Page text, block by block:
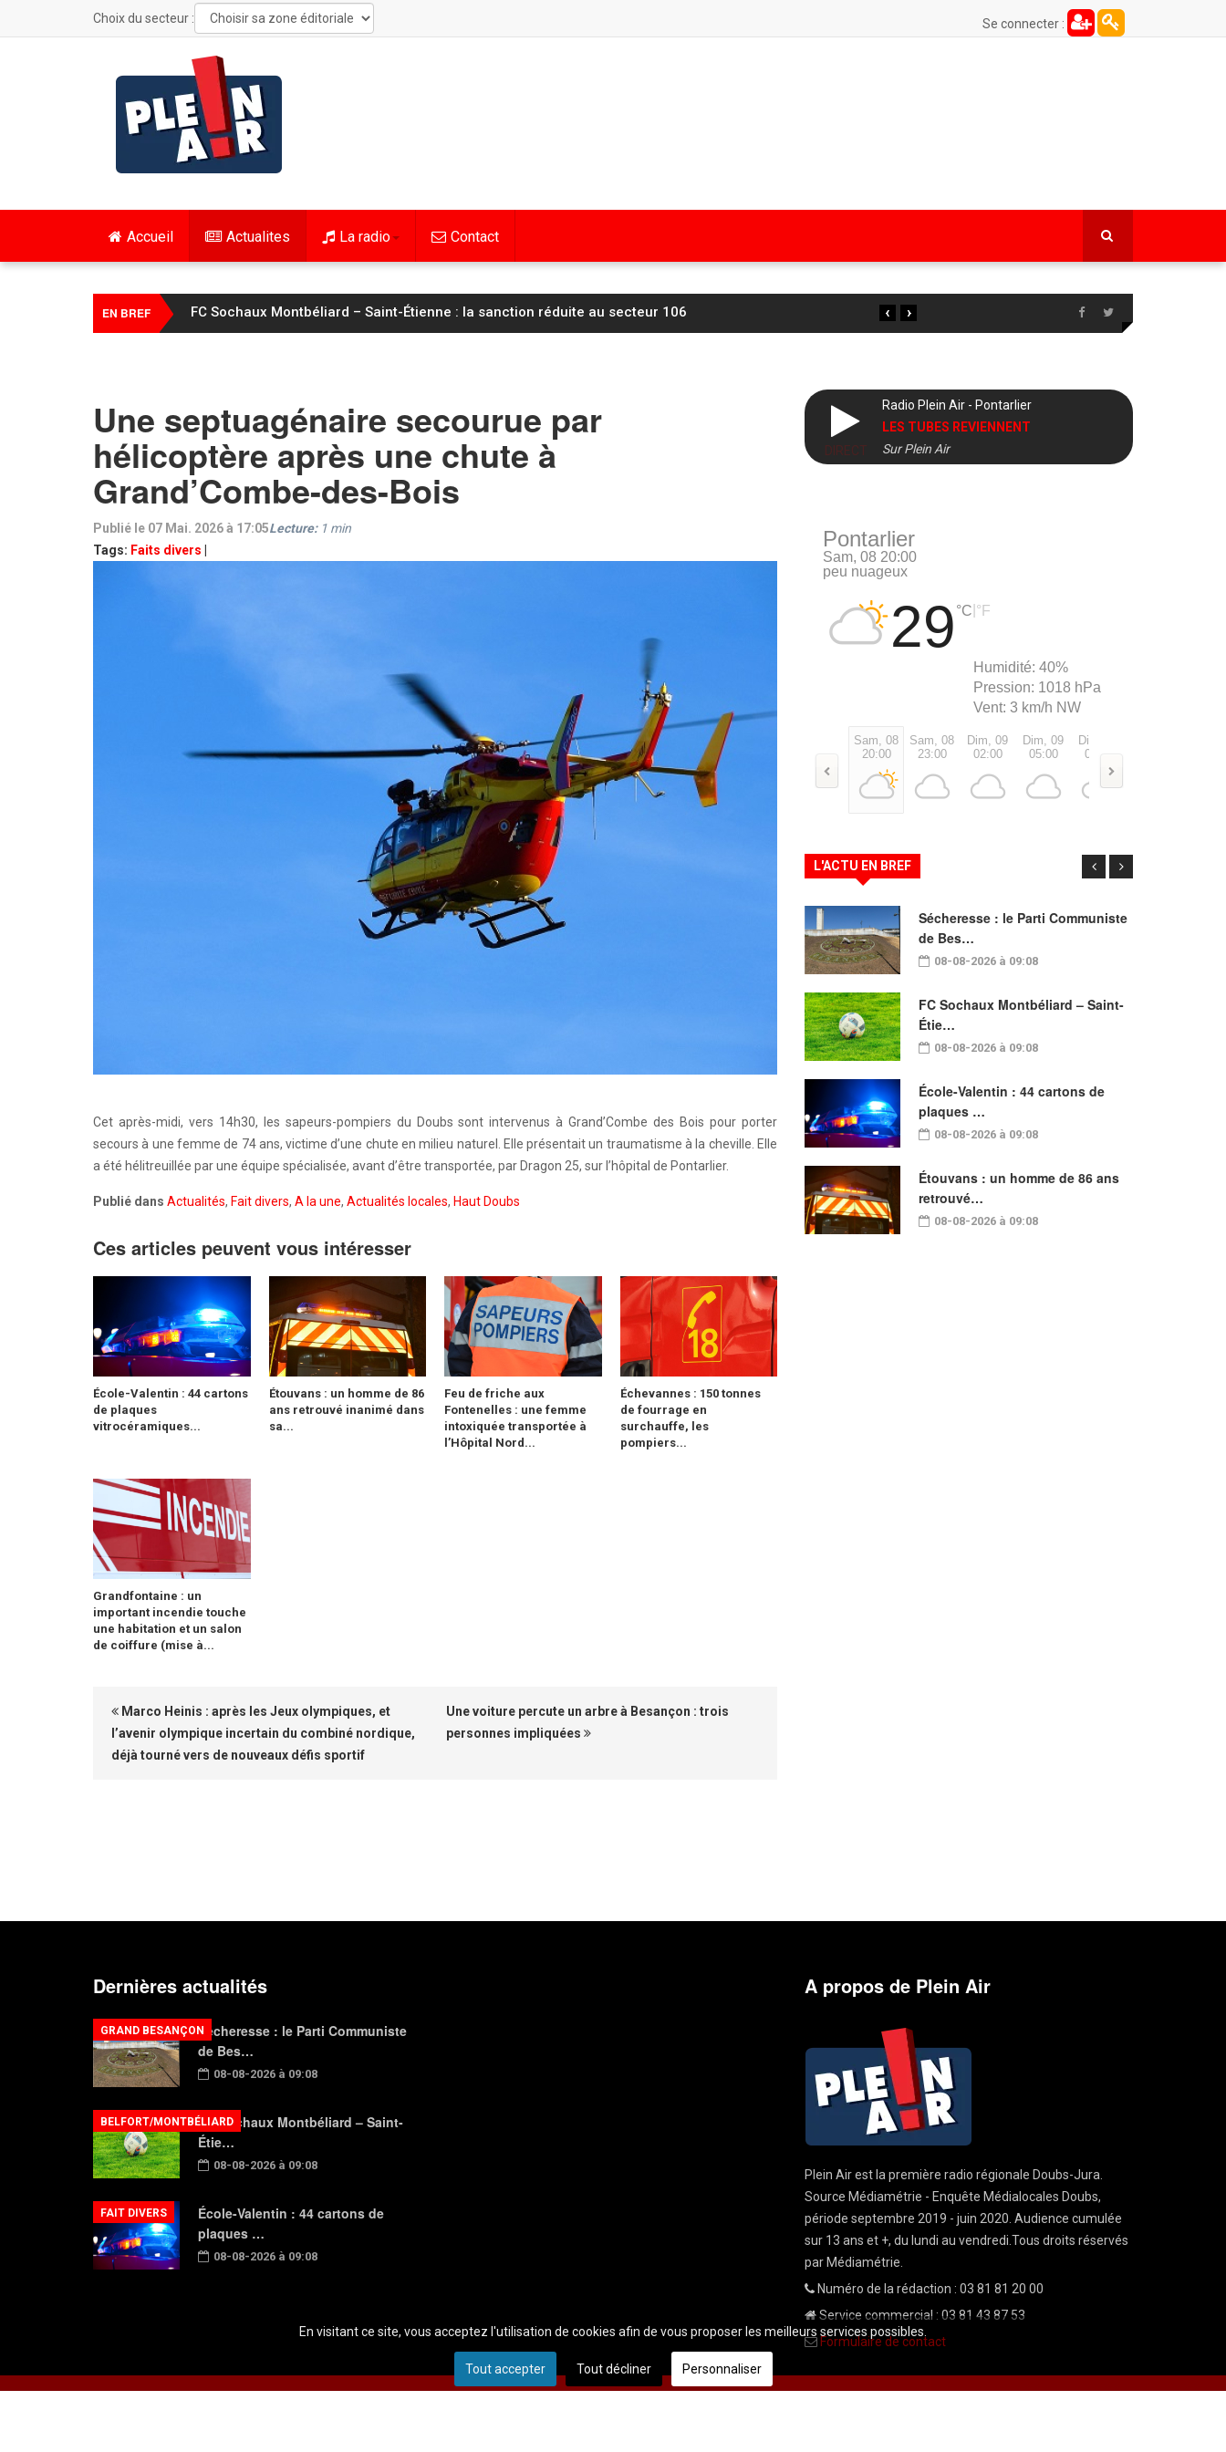
Choix du secteur : Se connecter :
Accueil Actualites La radio Contact
EN BREF FC Sochaux Montbéliard – Saint-Étienne : la sanction réduite au secteur 106 ›
‹
Une septuagénaire secourue par
hélicoptère après une chute à
Grand’Combe-des-Bois
Publié le 07 Mai. 2026 à 17:05
Tags: Faits divers
Lecture: 1 min
Cet après-midi, vers 14h30, les sapeurs-pompiers du Doubs sont intervenus à Grand’Combe des Bois pour porter
secours à une femme de 74 ans, victime d’une chute en milieu naturel. Elle présentait un traumatisme à la cheville. Elle
a été hélitreuillée par une équipe spécialisée, avant d’être transportée, par Dragon 25, sur l’hôpital de Pontarlier.
Publié dans Actualités, Fait divers, A la une, Actualités locales, Haut Doubs
Ces articles peuvent vous intéresser
École-Valentin : 44 cartons
de plaques
vitrocéramiques...
Étouvans : un homme de 86
ans retrouvé inanimé dans
sa...
Feu de friche aux
Fontenelles : une femme
intoxiquée transportée à
l’Hôpital Nord...
Échevannes : 150 tonnes
de fourrage en
surchauffe, les
pompiers...
Grandfontaine : un
important incendie touche
une habitation et un salon
de coiffure (mise à...
Marco Heinis : après les Jeux olympiques, et
l’avenir olympique incertain du combiné nordique,
déjà tourné vers de nouveaux défis sportif
Une voiture percute un arbre à Besançon : trois
personnes impliquées
DIRECT
Radio Plein Air - Pontarlier
LES TUBES REVIENNENT
Sur Plein Air
Pontarlier
Sam, 08 20:00
peu nuageux
29 °C °F
Humidité: 40%
Pression: 1018 hPa
Vent: 3 km/h NW
Sam, 08
20:00
Sam, 08
23:00
Dim, 09
02:00
Dim, 09
05:00
Dim, 09
08:00
L'ACTU EN BREF
Sécheresse : le Parti Communiste
de Bes…
08-08-2026 à 09:08
FC Sochaux Montbéliard – Saint-
Étie…
08-08-2026 à 09:08
École-Valentin : 44 cartons de
plaques …
08-08-2026 à 09:08
Étouvans : un homme de 86 ans
retrouvé…
08-08-2026 à 09:08
Dernières actualités
Sécheresse : le Parti Communiste
de Bes…
08-08-2026 à 09:08
GRAND BESANÇON
FC Sochaux Montbéliard – Saint-
Étie…
08-08-2026 à 09:08
BELFORT/MONTBÉLIARD
École-Valentin : 44 cartons de
plaques …
08-08-2026 à 09:08
FAIT DIVERS
A propos de Plein Air
Plein Air est la première radio régionale Doubs-Jura.
Source Médiamétrie - Enquête Médialocales Doubs,
période septembre 2019 - juin 2020. Audience cumulée
sur 13 ans et +, du lundi au vendredi.Tous droits réservés
par Médiamétrie.
Numéro de la rédaction : 03 81 81 20 00
Service commercial : 03 81 43 87 53
Formulaire de contact
En visitant ce site, vous acceptez l'utilisation de cookies afin de vous proposer les meilleurs services possibles.
Tout accepter Tout décliner Personnaliser